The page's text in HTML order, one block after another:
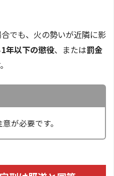
でも、火の勢いが近隣に影
1年以下の懲役、または罰金
が必要です。